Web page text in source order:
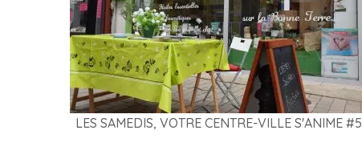
LES SAMEDIS, VOTRE CENTRE-VILLE S'ANIME #5